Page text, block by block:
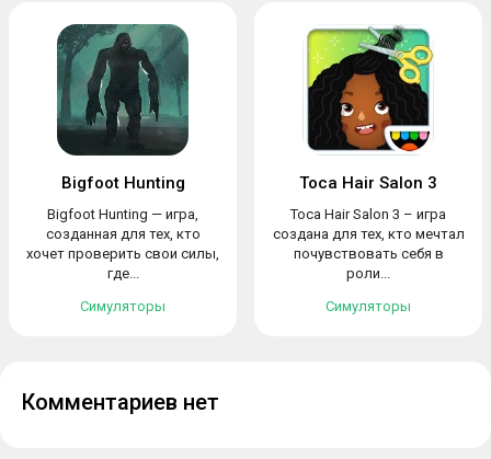
Bigfoot Hunting
Bigfoot Hunting — игра,
созданная для тех, кто
хочет проверить свои силы,
где...
Симуляторы
Toca Hair Salon 3
Toca Hair Salon 3 – игра
создана для тех, кто мечтал
почувствовать себя в
роли...
Симуляторы
Комментариев нет